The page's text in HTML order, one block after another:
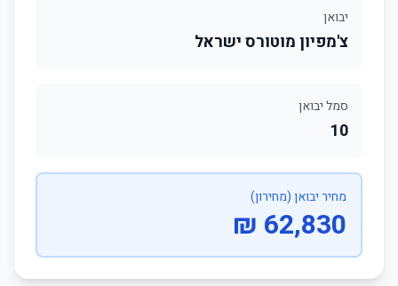
יבואן
צ'מפיון מוטורס ישראל
סמל יבואן
10
מחיר יבואן (מחירון)
62,830 ₪